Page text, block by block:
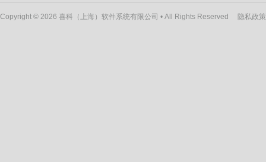
Copyright © 2026 喜科（上海）软件系统有限公司 • All Rights Reserved 隐私政策